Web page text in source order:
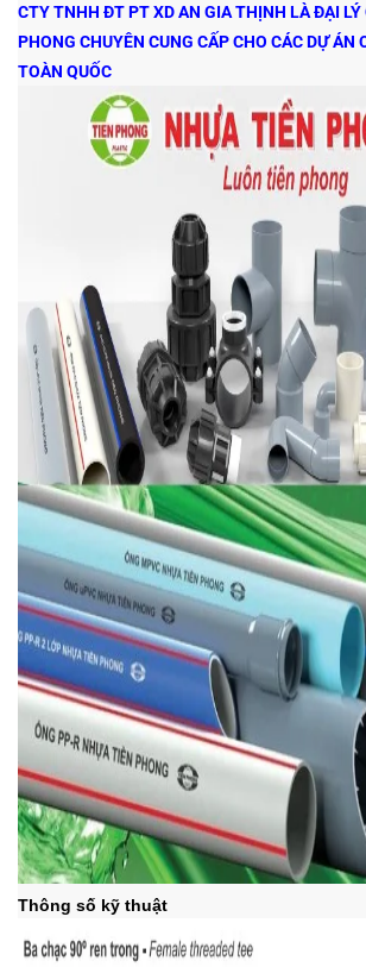
CTY TNHH ĐT PT XD AN GIA THỊNH LÀ ĐẠI LÝ
PHONG CHUYÊN CUNG CẤP CHO CÁC DỰ ÁN
TOÀN QUỐC
Thông số kỹ thuật